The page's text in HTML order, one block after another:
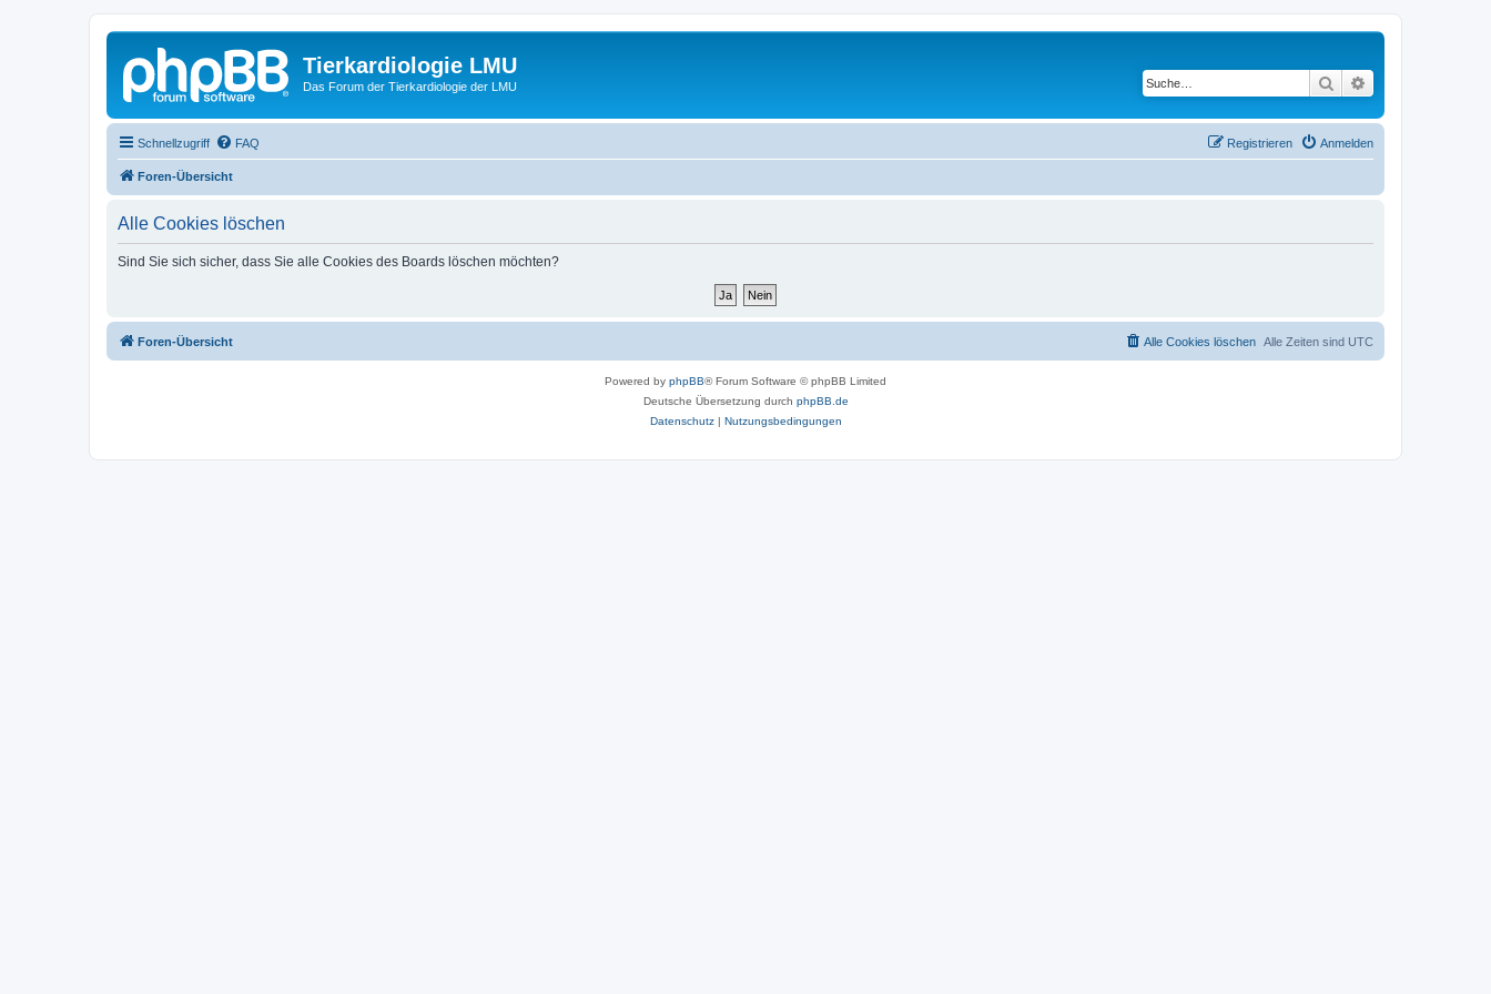
Tierkardiologie LMU
Das Forum der Tierkardiologie der LMU Suche
Schnellzugriff FAQ Anmelden
Registrieren
Foren-Übersicht
Alle Cookies löschen
Sind Sie sich sicher, dass Sie alle Cookies des Boards löschen möchten?
Foren-Übersicht Alle Zeiten sind UTC
Alle Cookies löschen
Powered by phpBB® Forum Software © phpBB Limited
Deutsche Übersetzung durch phpBB.de
Datenschutz| Nutzungsbedingungen